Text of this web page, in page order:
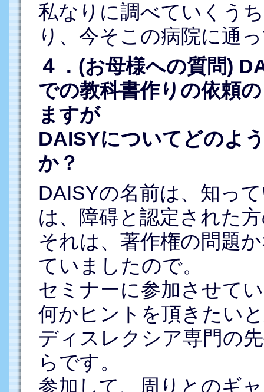
私なりに調べていくう
り、今そこの病院に通
４．(お母様への質問)
での教科書作りの依頼
ますが
DAISYについてどのよ
か？
DAISYの名前は、知っ
は、障碍と認定された
それは、著作権の問題
ていましたので。
セミナーに参加させて
何かヒントを頂きたい
ディスレクシア専門の
らです。
参加して、周りとのギ